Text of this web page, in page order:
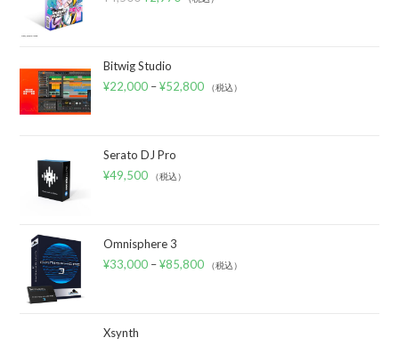
Bitwig Studio
¥22,000 –¥52,800 （税込）
Serato DJ Pro
¥49,500 （税込）
Omnisphere 3
¥33,000 –¥85,800 （税込）
Xsynth